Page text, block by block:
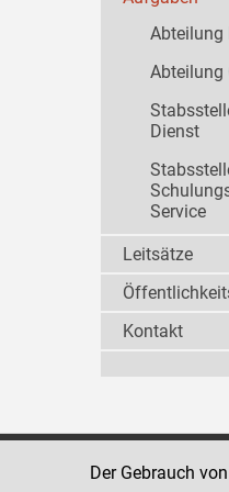
Abteilung
Abteilung
Dienst
Service
Leitsätze
Kontakt
Der Gebrauch